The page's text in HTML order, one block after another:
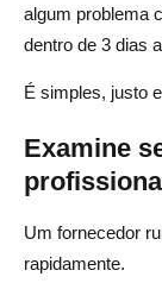
algum problema
dentro de 3 dias
É simples, justo
Examine
Um fornecedor
rapidamente.